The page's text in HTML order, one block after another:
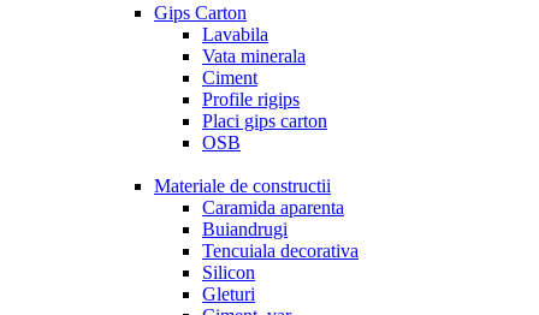
Gips Carton
Lavabila
Vata minerala
Ciment
Profile rigips
Placi gips carton
OSB
Materiale de constructii
Caramida aparenta
Buiandrugi
Tencuiala decorativa
Silicon
Gleturi